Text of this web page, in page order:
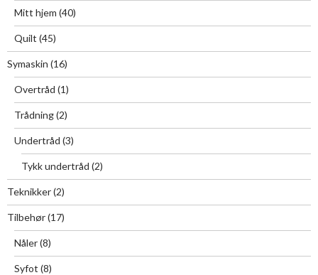
Mitt hjem (40)
Quilt (45)
Symaskin (16)
Overtråd (1)
Trådning(2)
Undertråd (3)
Tykk undertråd (2)
Teknikker(2)
Tilbehør(17)
Nåler(8)
Syfot (8)